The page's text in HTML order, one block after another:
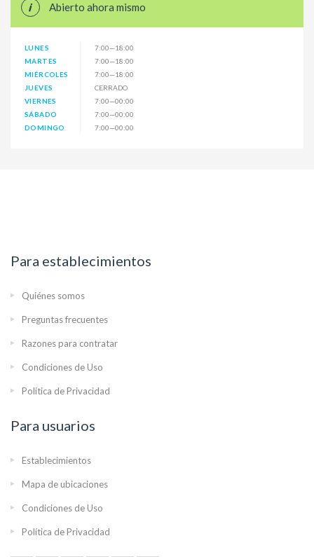
Abierto ahora mismo
LUNES
7:00—18:00
MARTES
7:00—18:00
MIÉRCOLES
7:00—18:00
JUEVES
CERRADO
VIERNES
7:00—00:00
SÁBADO
7:00—00:00
DOMINGO
7:00—00:00
Para establecimientos
Quiénes somos
Preguntas frecuentes
Razones para contratar
Condiciones de Uso
Política de Privacidad
Para usuarios
Establecimientos
Mapa de ubicaciones
Condiciones de Uso
Política de Privacidad